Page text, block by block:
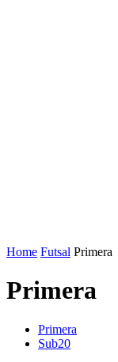
Home Futsal Primera
Primera
Primera
Sub20